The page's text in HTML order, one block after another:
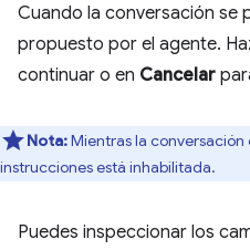
Cuando la conversación se
propuesto por el agente.
continuar o en Cancelar
Nota:Mientras la
instrucciones está inhabilitada.
Puedes inspeccionar los